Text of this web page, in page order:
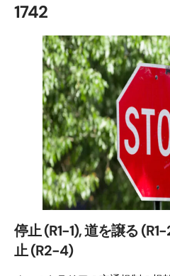
1742
停止 (R1-1), 道を譲る
止 (R2-4)